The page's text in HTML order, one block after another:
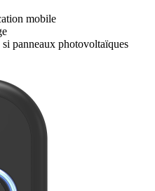
mobile
panneaux photovoltaïques